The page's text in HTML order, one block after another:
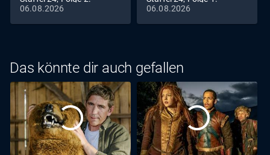
Stimme
06.08.2026
Mechanik
06.08.2026
Das könnte dir auch gefallen